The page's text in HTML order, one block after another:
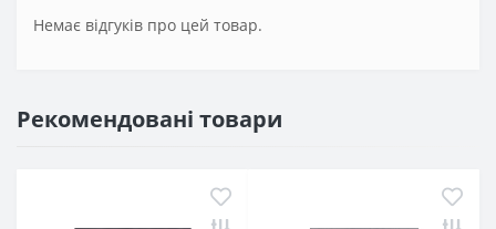
Немає відгуків про цей товар.
Рекомендовані товари